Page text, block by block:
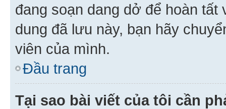
đang soạn dang dở để hoàn
dung đã lưu này, bạn hãy
viên của mình.
Đầu trang
Tại sao bài viết của tôi cần